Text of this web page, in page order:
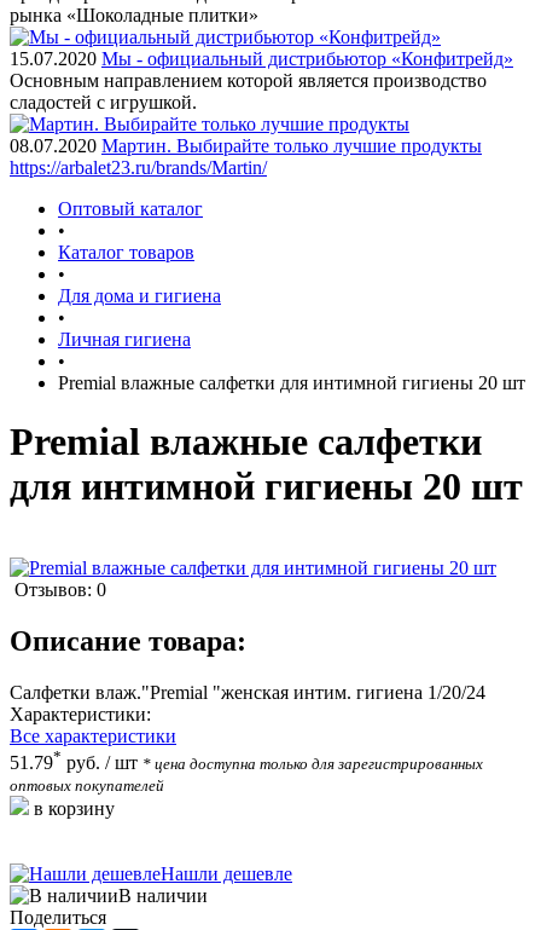
рынка «Шоколадные плитки»
15.07.2020 Мы - официальный дистрибьютор «Конфитрейд»
Основным направлением которой является производство
сладостей с игрушкой.
08.07.2020 Мартин. Выбирайте только лучшие продукты
https://arbalet23.ru/brands/Martin/
Оптовый каталог
•
Каталог товаров
•
Для дома и гигиена
•
Личная гигиена
•
Premial влажные салфетки для интимной гигиены 20 шт
Premial влажные салфетки
для интимной гигиены 20 шт
Отзывов: 0
Описание товара:
Салфетки влаж."Premial "женская интим. гигиена 1/20/24
Характеристики:
Все характеристики
51.79* руб. / шт * цена доступна только для зарегистрированных
оптовых покупателей
в корзину
Нашли дешевле
В наличии
Поделиться